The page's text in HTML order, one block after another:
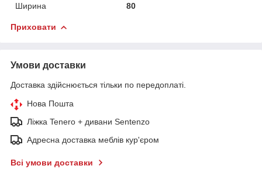
Ширина
80
Приховати
Умови доставки
Доставка здійснюється тільки по передоплаті.
Нова Пошта
Ліжка Tenero + дивани Sentenzo
Адресна доставка меблів кур'єром
Всі умови доставки